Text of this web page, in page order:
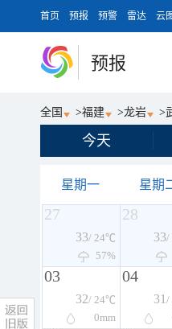
首页 预报 预警 雷达 云
预报
全国 >福建 >龙岩 >
今天
星期一 星期
27
33/ 24℃
57%
28
33/
03
32/ 24℃
0mm
04
31 /